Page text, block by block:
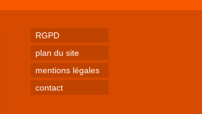
RGPD
plan du site
mentions légales
contact